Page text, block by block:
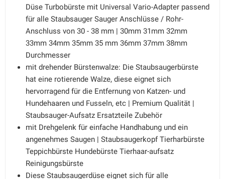
Düse Turbobürste mit Universal Vario-Adapter passend
für alle Staubsauger Sauger Anschlüsse / Rohr-
Anschluss von 30 - 38 mm | 30mm 31mm 32mm
33mm 34mm 35mm 35 mm 36mm 37mm 38mm
Durchmesser
mit drehender Bürstenwalze: Die Staubsaugerbürste
hat eine rotierende Walze, diese eignet sich
hervorragend für die Entfernung von Katzen- und
Hundehaaren und Fusseln, etc | Premium Qualität |
Staubsauger-Aufsatz Ersatzteile Zubehör
mit Drehgelenk für einfache Handhabung und ein
angenehmes Saugen | Staubsaugerkopf Tierharbürste
Teppichbürste Hundebürste Tierhaar-aufsatz
Reinigungsbürste
Diese Staubsaugerdüse eignet sich für alle